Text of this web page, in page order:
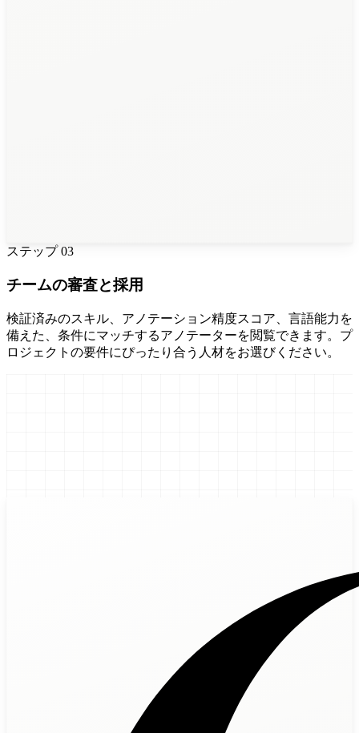
ステップ03
チームの審査と採用
検証済みのスキル、アノテーション精度スコア、言語能力を
備えた、条件にマッチするアノテーターを閲覧できます。プ
ロジェクトの要件にぴったり合う人材をお選びください。